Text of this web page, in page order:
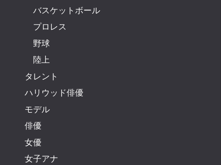
バスケットボール
プロレス
野球
陸上
タレント
ハリウッド俳優
モデル
俳優
女優
女子アナ